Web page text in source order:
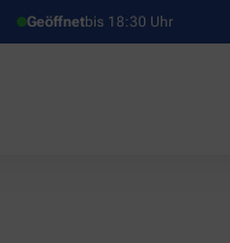
Geöffnetbis 18:30 Uhr